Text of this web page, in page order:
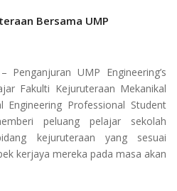
Bersama UMP
Penganjuran UMP Engineering’s
Fakulti Kejuruteraan Mekanikal
Engineering Professional Student
peluang pelajar sekolah
kejuruteraan yang sesuai
kerjaya mereka pada masa akan